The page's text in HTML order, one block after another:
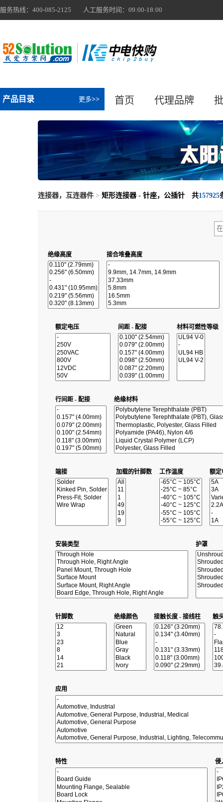
服务热线：400-085-2125 人工服务时间：09:00-18:00
产品目录 更多>> 首页 代理品牌
连接器，互连器件 > 矩形连接器 - 针座，公插针 共157925
绝缘高度 接合堆叠高度
额定电压 间距 - 配接 材料可燃性等级
行间距 - 配接 绝缘材料
端接 加载的针脚数 工作温度 额定
安装类型 护罩
针脚数 绝缘颜色 接触长度 - 接线柱 触
应用
特性 侵